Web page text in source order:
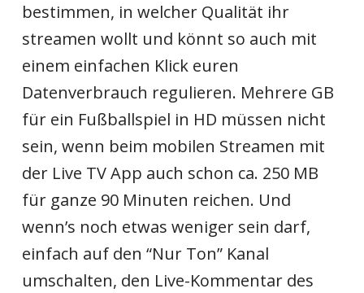
bestimmen, in welcher Qualität ihr
streamen wollt und könnt so auch mit
einem einfachen Klick euren
Datenverbrauch regulieren. Mehrere GB
für ein Fußballspiel in HD müssen nicht
sein, wenn beim mobilen Streamen mit
der Live TV App auch schon ca. 250 MB
für ganze 90 Minuten reichen. Und
wenn’s noch etwas weniger sein darf,
einfach auf den “Nur Ton” Kanal
umschalten, den Live-Kommentar des